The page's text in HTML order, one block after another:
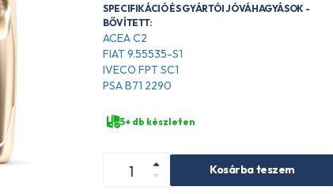
SPECIFIKÁCIÓ ÉS GYÁRTÓI JÓVÁHAGYÁSOK -
BŐVÍTETT:
ACEA C2
FIAT 9.55535-S1
IVECO FPT SC1
PSA B71 2290
5+ db készleten
Kosárba teszem